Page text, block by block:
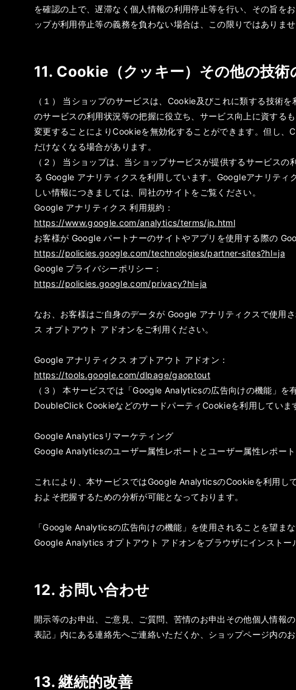
を確認の上で、遅滞なく個人情報の利用停止等を行い、その旨を
ップが利用停止等の義務を負わない場合は、この限りではありませ
11. Cookie（クッキー）その他の技術
（１） 当ショップのサービスは、Cookie及びこれに類する技術
のサービスの利用状況等の把握に役立ち、サービス向上に資する
変更することによりCookieを無効化することができます。但し
だけなくなる場合があります。
（２） 当ショップは、当ショップサービスが提供するサービス
る Google アナリティクスを利用しています。Googleアナリテ
しい情報につきましては、同社のサイトをご覧ください。
Google アナリティクス 利用規約：
https://www.google.com/analytics/terms/jp.html
お客様が Google パートナーのサイトやアプリを使用する際の
https://policies.google.com/technologies/partner-sites?hl=ja
Google プライバシーポリシー：
https://policies.google.com/privacy?hl=ja
なお、お客様はご自身のデータが Google アナリティクスで使用
ス オプトアウト アドオンをご利用ください。
Google アナリティクス オプトアウト アドオン：
https://tools.google.com/dlpage/gaoptout
（３） 本サービスでは「Google Analyticsの広告向けの機能」
DoubleClick CookieなどのサードパーティCookieを利用していま
Google Analyticsリマーケティング
Google Analyticsのユーザー属性レポートとユーザー属性レポー
これにより、本サービスではGoogle AnalyticsのCookieを利用し
およそ把握するための分析が可能となっております。
「Google Analyticsの広告向けの機能」を使用されることを望ま
Google Analytics オプトアウト アドオンをブラウザにインストー
12. お問い合わせ
開示等のお申出、ご意見、ご質問、苦情のお申出その他個人情報
表記」内にある連絡先へご連絡いただくか、ショップページ内の
13. 継続的改善